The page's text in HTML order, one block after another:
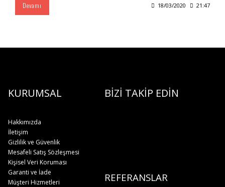
Devamı 18/03/2020 21:47
KURUMSAL BİZİ TAKİP EDİN
Hakkımızda
İletişim
Gizlilik ve Güvenlik
Mesafeli Satış Sözleşmesi
Kişisel Veri Koruması
REFERANSLAR
Garanti ve İade
Müşteri Hizmetleri